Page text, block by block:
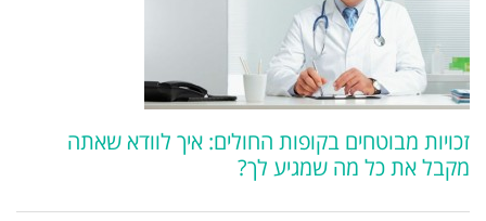
זכויות מבוטחים בקופות החולים: איך לוודא שאתה
מקבל את כל מה שמגיע לך?